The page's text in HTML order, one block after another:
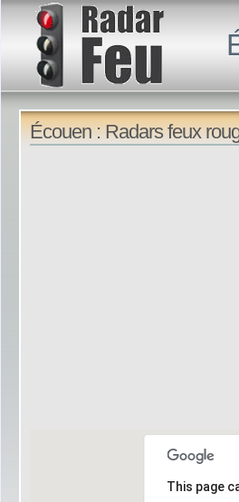
Écouen : Radars feux
This page